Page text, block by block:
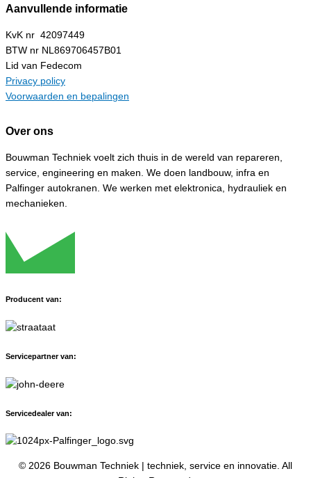
Aanvullende informatie
KvK nr 42097449
BTW nr NL869706457B01
Lid van Fedecom
Privacy policy
Voorwaarden en bepalingen
Over ons
Bouwman Techniek voelt zich thuis in de wereld van repareren,
service, engineering en maken. We doen landbouw, infra en
Palfinger autokranen. We werken met elektronica, hydrauliek en
mechanieken.
Producent van:
Servicepartner van:
Servicedealer van:
© 2026 Bouwman Techniek | techniek, service en innovatie. All